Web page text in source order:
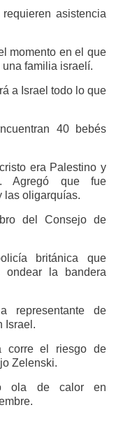
asistencia
momento en el que
familia israelí.
a Israel todo lo que
40 bebés
era Palestino y
Agregó que fue
las oligarquías.
del Consejo de
británica que
ondear la bandera
representante de
Israel.
corre el riesgo de
Zelenski.
ola de calor en